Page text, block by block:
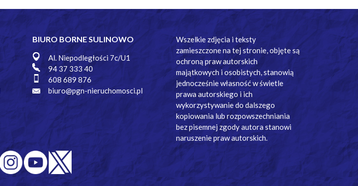
BIURO BORNE SULINOWO
Al. Niepodległości 7c/U1
94 37 333 40
608 689 876
biuro@pgn-nieruchomosci.pl
Wszelkie zdjęcia i teksty
zamieszczone na tej stronie, objęte są
ochroną praw autorskich
majątkowych i osobistych, stanowią
jednocześnie własność w świetle
prawa autorskiego i ich
wykorzystywanie do dalszego
kopiowania lub rozpowszechniania
bez pisemnej zgody autora stanowi
naruszenie praw autorskich.